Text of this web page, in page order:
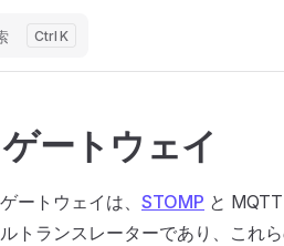
K
ートウェイ
ートウェイは、 STOMP と
トランスレーターであり、これ